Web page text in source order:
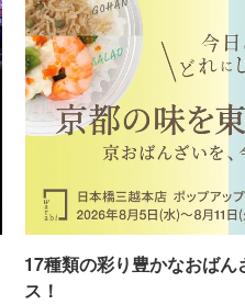
17種類の彩り豊かなおばん
ス！